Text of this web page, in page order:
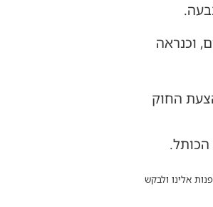
וכנראה
החוק
אלינו ולבקש